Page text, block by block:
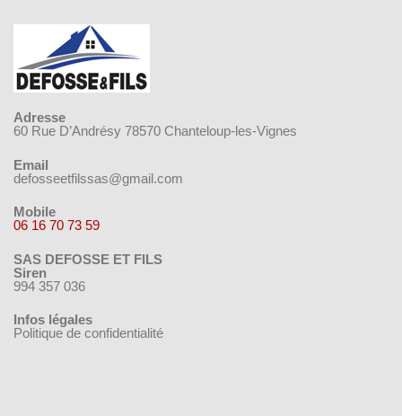
Adresse
60 Rue D’Andrésy 78570 Chanteloup-les-Vignes
Email
defosseetfilssas@gmail.com
Mobile
06 16 70 73 59
SAS DEFOSSE ET FILS
Siren
994 357 036
Infos légales
Politique de confidentialité